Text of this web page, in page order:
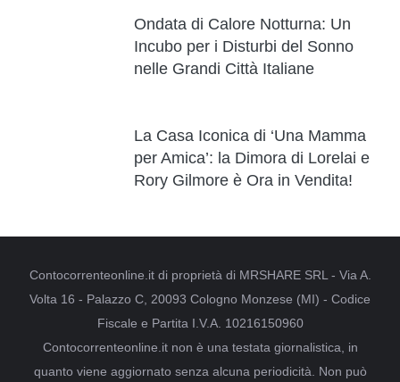
Ondata di Calore Notturna: Un
Incubo per i Disturbi del Sonno
nelle Grandi Città Italiane
La Casa Iconica di ‘Una Mamma
per Amica’: la Dimora di Lorelai e
Rory Gilmore è Ora in Vendita!
Contocorrenteonline.it di proprietà di MRSHARE SRL - Via A.
Volta 16 - Palazzo C, 20093 Cologno Monzese (MI) - Codice
Fiscale e Partita I.V.A. 10216150960
Contocorrenteonline.it non è una testata giornalistica, in
quanto viene aggiornato senza alcuna periodicità. Non può